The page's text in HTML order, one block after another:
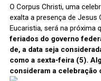
O Corpus Christi, uma
exalta a presença de
Eucaristia, será na próxima
feriados do governo
de, a data seja
como a sexta-feira (5).
consideram a celebração